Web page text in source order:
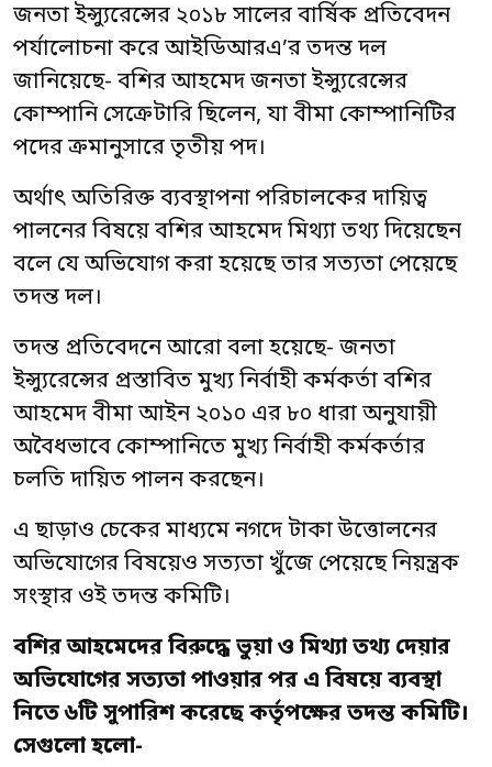
জনতা ইন্স্যুরেন্সের ২০১৮ সালের বার্ষিক প্রতিবেদন
পর্যালোচনা করে আইডিআরএ’র তদন্ত দল
জানিয়েছে- বশির আহমেদ জনতা ইন্স্যুরেন্সের
কোম্পানি সেক্রেটারি ছিলেন, যা বীমা কোম্পানিটির
পদের ক্রমানুসারে তৃতীয় পদ।
অর্থাৎ অতিরিক্ত ব্যবস্থাপনা পরিচালকের দায়িত্ব
পালনের বিষয়ে বশির আহমেদ মিথ্যা তথ্য দিয়েছেন
বলে যে অভিযোগ করা হয়েছে তার সত্যতা পেয়েছে
তদন্ত দল।
তদন্ত প্রতিবেদনে আরো বলা হয়েছে- জনতা
ইন্স্যুরেন্সের প্রস্তাবিত মুখ্য নির্বাহী কর্মকর্তা বশির
আহমেদ বীমা আইন ২০১০ এর ৮০ ধারা অনুযায়ী
অবৈধভাবে কোম্পানিতে মুখ্য নির্বাহী কর্মকর্তার
চলতি দায়িত পালন করছেন।
এ ছাড়াও চেকের মাধ্যমে নগদে টাকা উত্তোলনের
অভিযোগের বিষয়েও সত্যতা খুঁজে পেয়েছে নিয়ন্ত্রক
সংস্থার ওই তদন্ত কমিটি।
বশির আহমেদের বিরুদ্ধে ভুয়া ও মিথ্যা তথ্য দেয়ার
অভিযোগের সত্যতা পাওয়ার পর এ বিষয়ে ব্যবস্থা
নিতে ৬টি সুপারিশ করেছে কর্তৃপক্ষের তদন্ত কমিটি।
সেগুলো হলো-